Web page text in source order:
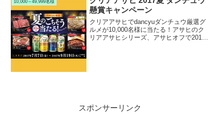
10,000～49,999名様
懸賞キャンペーン
クリアアサヒでdancyuダンチュウ厳選グ
ルメが10,000名様に当たる！アサヒのク
リアアサヒシリーズ、アサヒオフで2017
スポンサーリンク